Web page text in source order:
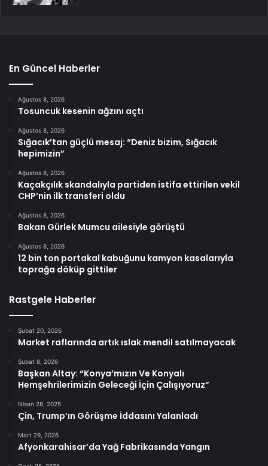
En Güncel Haberler
Ağustos 8, 2026
Tosuncuk kesenin ağzını açtı
Ağustos 8, 2026
Sığacık’tan güçlü mesaj: “Deniz bizim, Sığacık
hepimizin”
Ağustos 8, 2026
Kaçakçılık skandalıyla partiden istifa ettirilen vekil
CHP’nin ilk transferi oldu
Ağustos 8, 2026
Bakan Gürlek Mumcu ailesiyle görüştü
Ağustos 8, 2026
12 bin ton portakal kabuğunu kamyon kasalarıyla
toprağa döküp gittiler
Rastgele Haberler
Şubat 20, 2026
Market raflarında artık ıslak mendil satılmayacak
Şubat 8, 2026
Başkan Altay: “Konya’mızın Ve Konyalı
Hemşehrilerimizin Geleceği İçin Çalışıyoruz”
Nisan 28, 2025
Çin, Trump’ın Görüşme İddasını Yalanladı
Mart 29, 2026
Afyonkarahisar’da Yağ Fabrikasında Yangın